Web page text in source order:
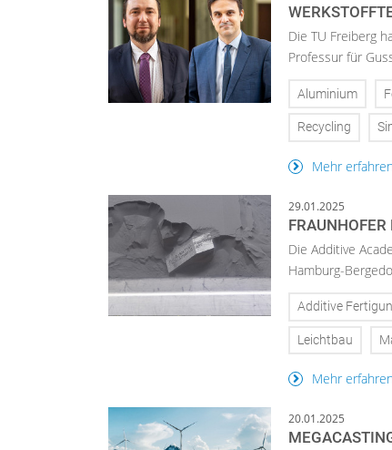
Die TU Freiberg
Professur für
Aluminium
Recycling
Mehr
29.01.2025
Die Additive
Hamburg-
Additive
Leichtbau
Mehr
20.01.2025